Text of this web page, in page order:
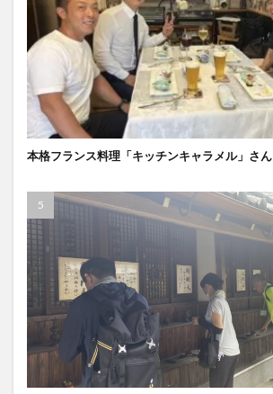
本格フランス料理「キッチンキャラメル」さん